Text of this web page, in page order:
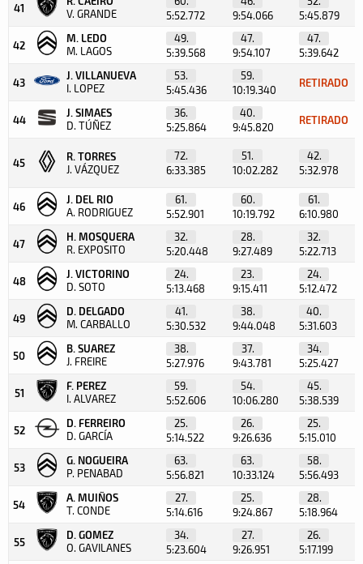
41 V. GRANDE
5:52.772
9:54.066
5:45.879
42
M. LEDO
M. LAGOS
49.
5:39.568
47.
9:54.107
47.
5:39.642
43
J. VILLANUEVA
I. LOPEZ
53.
5:45.436
59.
10:19.340
RETIRADO
44
J. SIMAES
D. TÚÑEZ
36.
5:25.864
40.
9:45.820
RETIRADO
45
R. TORRES
J. VÁZQUEZ
72.
6:33.385
51.
10:02.282
42.
5:32.978
46
J. DEL RIO
A. RODRIGUEZ
61.
5:52.901
60.
10:19.792
61.
6:10.980
47
H. MOSQUERA
R. EXPOSITO
32.
5:20.448
28.
9:27.489
32.
5:22.713
48
J. VICTORINO
D. SOTO
24.
5:13.468
23.
9:15.411
24.
5:12.472
49
D. DELGADO
M. CARBALLO
41.
5:30.532
38.
9:44.048
40.
5:31.603
50
B. SUAREZ
J. FREIRE
38.
5:27.976
37.
9:43.781
34.
5:25.427
51
F. PEREZ
I. ALVAREZ
59.
5:52.606
54.
10:06.280
45.
5:38.539
52
D. FERREIRO
D. GARCÍA
25.
5:14.522
26.
9:26.636
25.
5:15.010
53
G. NOGUEIRA
P. PENABAD
63.
5:56.821
63.
10:33.124
58.
5:56.493
54
A. MUIÑOS
T. CONDE
27.
5:14.616
25.
9:24.867
28.
5:18.964
55
D. GOMEZ
O. GAVILANES
34.
5:23.604
27.
9:26.951
26.
5:17.199